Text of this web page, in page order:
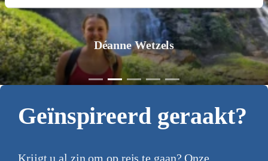
Déanne Wetzels
Geïnspireerd geraakt?
Krijgt u al zin om op reis te gaan? Onze